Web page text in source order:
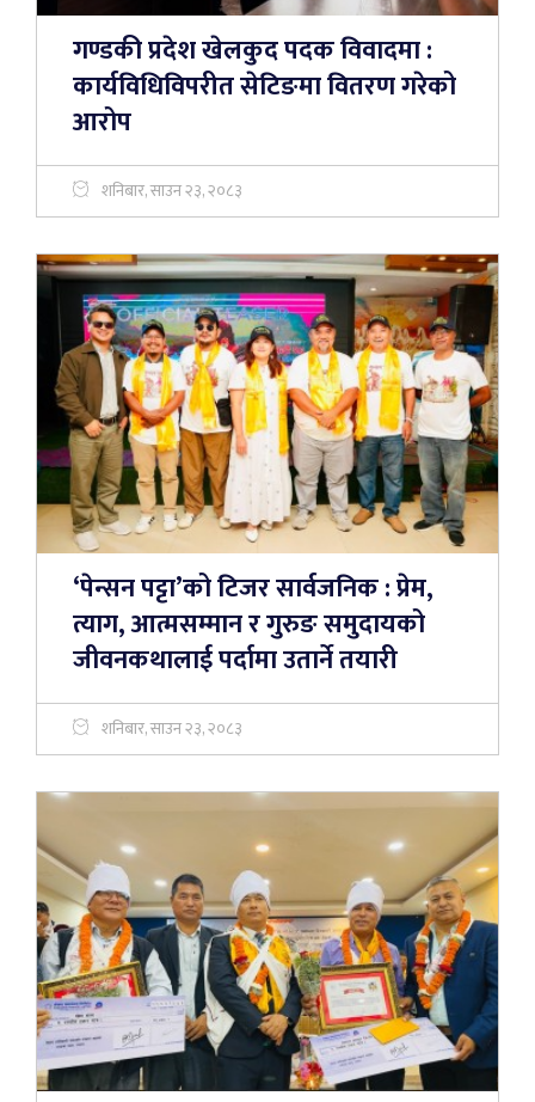
गण्डकी प्रदेश खेलकुद पदक विवादमा :
कार्यविधिविपरीत सेटिङमा वितरण गरेको
आरोप
शनिबार, साउन २३, २०८३
‘पेन्सन पट्टा’को टिजर सार्वजनिक : प्रेम,
त्याग, आत्मसम्मान र गुरुङ समुदायको
जीवनकथालाई पर्दामा उतार्ने तयारी
शनिबार, साउन २३, २०८३